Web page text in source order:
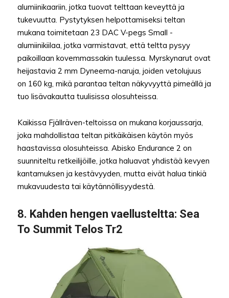
alumiinikaariin, jotka tuovat telttaan keveyttä ja
tukevuutta. Pystytyksen helpottamiseksi teltan
mukana toimitetaan 23 DAC V-pegs Small -
alumiinikiilaa, jotka varmistavat, että teltta pysyy
paikoillaan kovemmassakin tuulessa. Myrskynarut ovat
heijastavia 2 mm Dyneema-naruja, joiden vetolujuus
on 160 kg, mikä parantaa teltan näkyvyyttä pimeällä ja
tuo lisävakautta tuulisissa olosuhteissa.
Kaikissa Fjällräven-teltoissa on mukana korjaussarja,
joka mahdollistaa teltan pitkäikäisen käytön myös
haastavissa olosuhteissa. Abisko Endurance 2 on
suunniteltu retkeilijöille, jotka haluavat yhdistää kevyen
kantamuksen ja kestävyyden, mutta eivät halua tinkiä
mukavuudesta tai käytännöllisyydestä.
8. Kahden hengen vaellusteltta: Sea
To Summit Telos Tr2